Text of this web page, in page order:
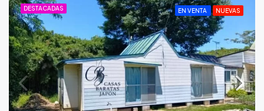
DESTACADAS EN VENTA NUEVAS